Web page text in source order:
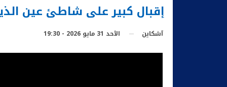
إقبال كبير على شاطئ عين
آشكاين الأحد 31 مايو 2026 - 19:30